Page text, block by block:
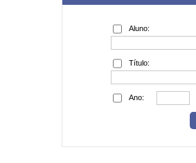
Aluno:
Título:
Ano: